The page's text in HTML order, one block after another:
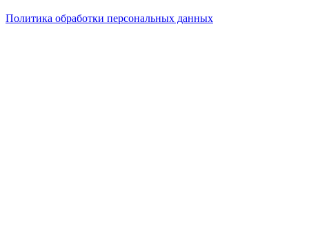
Политика обработки персональных данных